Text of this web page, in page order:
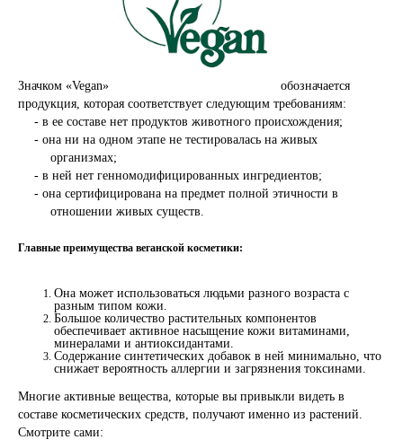
Значком «Vegan»
обозначается
продукция, которая соответствует следующим требованиям:
- в ее составе нет продуктов животного происхождения;
- она ни на одном этапе не тестировалась на живых
организмах;
- в ней нет генномодифицированных ингредиентов;
- она сертифицирована на предмет полной этичности в
отношении живых существ.
Главные преимущества веганской косметики:
Она может использоваться людьми разного возраста с
разным типом кожи.
Большое количество растительных компонентов
обеспечивает активное насыщение кожи витаминами,
минералами и антиоксидантами.
Содержание синтетических добавок в ней минимально, что
снижает вероятность аллергии и загрязнения токсинами.
Многие активные вещества, которые вы привыкли видеть в
составе косметических средств, получают именно из растений.
Смотрите сами: